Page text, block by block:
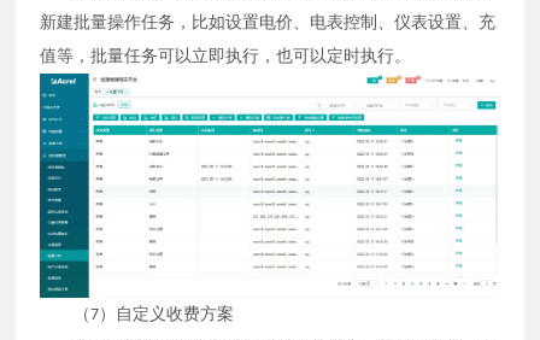
新建批量操作任务，比如设置电价、电表控制、仪表设置、充
值等，批量任务可以立即执行，也可以定时执行。
（7）自定义收费方案